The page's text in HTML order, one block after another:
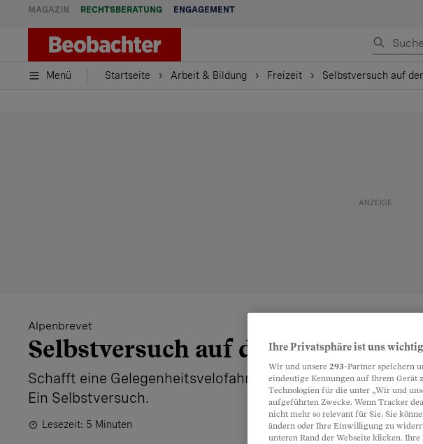
MAGAZIN RECHTSBERATUNG ENGAGEMENT
Menü Startseite Arbeit & Bildung Freizeit Selbstversuch auf
Alpenbrevet
Selbstversuch auf der Königstour
Schafft eine Gelegenheitsvelofahrerin hintereinander drei
Ein Selbstversuch.
Lesezeit: 5 Minuten
Ihre Privatsphäre ist uns wichtig
Wir und unsere 293-Partner speichern
eindeutige Kennungen auf Ihrem
Technologien für die unter „Wir und
aufgeführten Zwecke. Wenn Tracker
nicht mehr so relevant für Sie. Sie
ändern oder Ihre Einwilligung zu
unteren Rand der Webseite klicken.